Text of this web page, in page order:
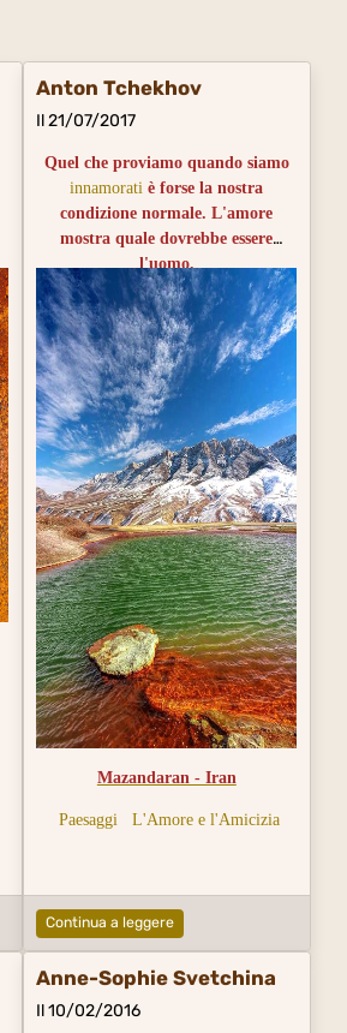
Anton Tchekhov
Il 21/07/2017
Quel che proviamo quando siamo
innamorati è forse la nostra
condizione normale. L'amore
mostra quale dovrebbe essere
l'uomo.
Ce que nous éprouvons quand nous
sommes amoureux est peut-être
notre état normal. L'amour montre
à l'homme ce qu'il doit être.
Mazandaran - Iran
Paesaggi L'Amore e l'Amicizia
Continua a leggere
Anne-Sophie Svetchina
Il 10/02/2016